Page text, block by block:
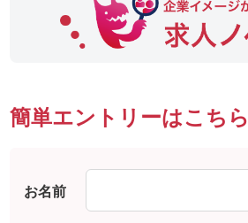
簡単エントリーはこちら
お名前